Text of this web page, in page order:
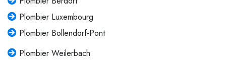
Plombier Luxembourg
Plombier Bollendorf-Pont
Plombier Weilerbach